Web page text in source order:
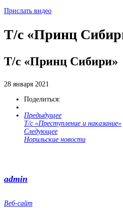
Прислать видео
Т/с «Принц
Т/с «Принц Сибири»
28 января 2021
Поделиться:
Предыдущее
Т/с «Преступление и наказание»
Следующее
Норильские новости
admin
Веб-сайт